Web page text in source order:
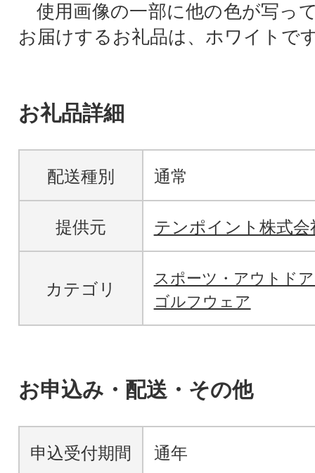
使用画像の一部に他の色が写っ
お届けするお礼品は、ホワイトで
お礼品詳細
配送種別 通常
提供元 テンポイント株式会
カテゴリ
スポーツ・アウトド
ゴルフウェア
お申込み・配送・その他
申込受付期間 通年